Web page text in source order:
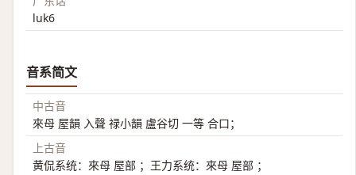
luk6
音系简文
中古音
來母 屋韻 入聲 禄小韻 盧谷切 一等 合口；
上古音
黄侃系统：來母 屋部 ；王力系统：來母 屋部 ；